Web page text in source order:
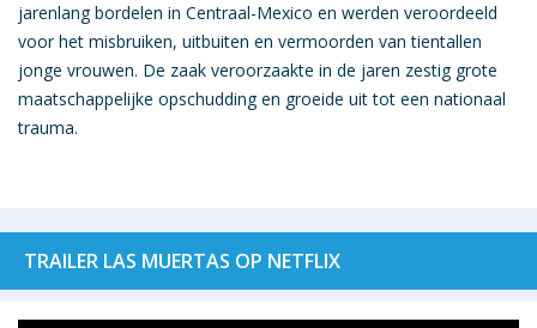
jarenlang bordelen in Centraal-Mexico en werden veroordeeld
voor het misbruiken, uitbuiten en vermoorden van tientallen
jonge vrouwen. De zaak veroorzaakte in de jaren zestig grote
maatschappelijke opschudding en groeide uit tot een nationaal
trauma.
TRAILER LAS MUERTAS OP NETFLIX